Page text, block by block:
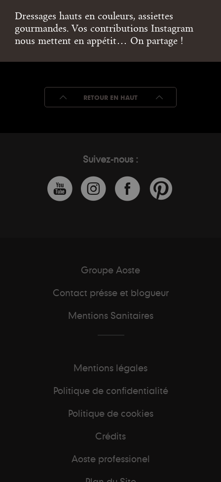
Dressages hauts en couleurs, assiettes
gourmandes. Vos contributions Instagram
nous mettent en appétit… On partage !
RETOUR EN HAUT
Suivez-nous :
Groupe Aoste
Contact présse et blogueur
Mentions Sanitaires
Mentions légales
Politique de confidentialité
Politique de cookies
Crédits
Aoste professionel